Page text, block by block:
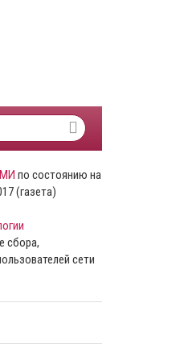
по состоянию на
(газета)
сбора,
сети